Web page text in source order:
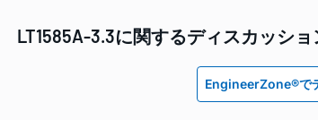
LT1585A-3.3に関するディスカッシ
EngineerZone®で